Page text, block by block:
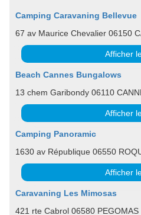
Camping Caravaning Bellevue
67 av Maurice Chevalier 06150
Afficher
Beach Cannes Bungalows
13 chem Garibondy 06110
Afficher
Camping Panoramic
1630 av République 06550
Afficher
Caravaning Les Mimosas
421 rte Cabrol 06580 PEGOMAS